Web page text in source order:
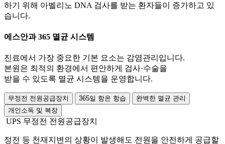
하기 위해 아벨리노 DNA 검사를 받는 환자들이 증가하고 있
습니다.
에스안과365 멸균 시스템
진료에서 가장 중요한 기본 요소는 감염관리입니다.
본원은 최적의 환경에서 편안하게 검사·수술을
받을 수 있도록 멸균 시스템을 운영합니다.
무정전 전원공급장치 365일 항온 항습
완벽한 멸균 관리
개인소독 및 복장
UPS 무정전 전원공급장치
정전 등 천재지변의 상황이 발생해도 전원을 안전하게 공급할